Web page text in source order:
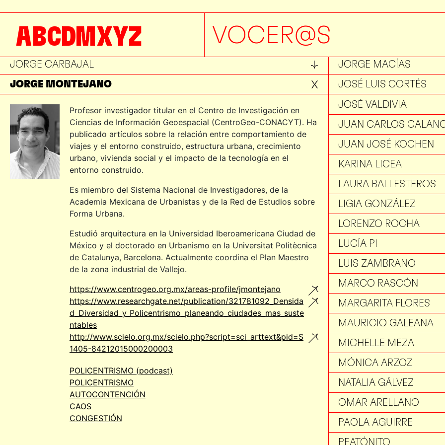
ABCDMXYZ VOCER@S
JEZREEL SALAZAR
JIMENA HOGREBE
JORGE CARBAJAL
JORGE MACÍAS
JORGE MONTEJANO
Profesor investigador titular en el Centro de Investigación en
Ciencias de Información Geoespacial (CentroGeo-CONACYT). Ha
publicado artículos sobre la relación entre comportamiento de
viajes y el entorno construido, estructura urbana, crecimiento
urbano, vivienda social y el impacto de la tecnología en el
entorno construido.
Es miembro del Sistema Nacional de Investigadores, de la
Academia Mexicana de Urbanistas y de la Red de Estudios sobre
Forma Urbana.
Estudió arquitectura en la Universidad Iberoamericana Ciudad de
México y el doctorado en Urbanismo en la Universitat Politècnica
de Catalunya, Barcelona. Actualmente coordina el Plan Maestro
de la zona industrial de Vallejo.
https://www.centrogeo.org.mx/areas-profile/jmontejano
https://www.researchgate.net/publication/321781092_Densida
d_Diversidad_y_Policentrismo_planeando_ciudades_mas_suste
ntables
http://www.scielo.org.mx/scielo.php?script=sci_arttext&pid=S
1405-84212015000200003
POLICENTRISMO (podcast)
POLICENTRISMO
AUTOCONTENCIÓN
CAOS
CONGESTIÓN
JOSÉ LUIS CORTÉS
JOSE MARÍA ESPINAZA
JOSÉ VALDIVIA
JUAN ARELLANES
JUAN CARLOS
JUAN CRUZ
JUAN JOSÉ KOCHEN
JULIO GAETA
KARINA LICEA
LAURA BALLESTEROS
LAURA JANKA
LIGIA GONZÁLEZ
LORENZO ROCHA
LOURDES GARCÍA
LUCÍA PI
LUIS ZAMBRANO
MANUEL CERVANTES
MARCO RASCÓN
MARCOS MAZARI
MARGARITA FLORES
MARIANA BULOS
MAURICIO GALEANA
MAYRA ROMERO
MICHELLE MEZA
MÓNICA ARZOZ
NATALIA GÁLVEZ
NÉSTOR GARCÍA CANCLINI
OMAR ARELLANO
PABLO LANDA
PAOLA AGUIRRE
PEATÓNITO